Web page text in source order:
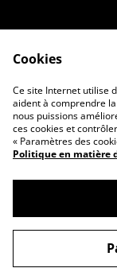
©2026ORBIS
Cookies
Ce site Internet utilise
aident à comprendre
nous puissions
ces cookies et
« Paramètres des
Politique en matière